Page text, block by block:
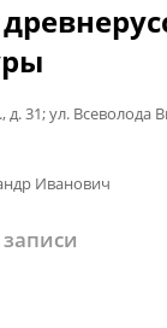
д. 31; ул. Всеволода
Иванович